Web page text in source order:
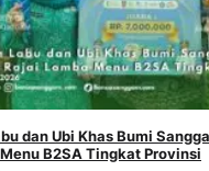
dan Ubi Khas Bumi
B2SA Tingkat Provinsi